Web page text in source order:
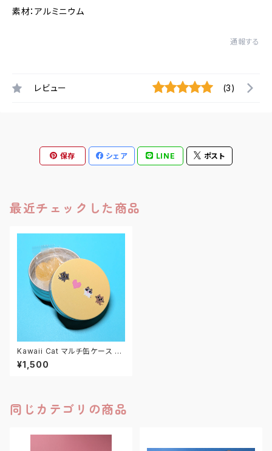
素材：アルミニウム
通報する
レビュー (3)
保存 シェア LINE ポスト
最近チェックした商品
Kawaii Cat マルチ缶ケース M
マカロンイエロー
¥1,500
同じカテゴリの商品